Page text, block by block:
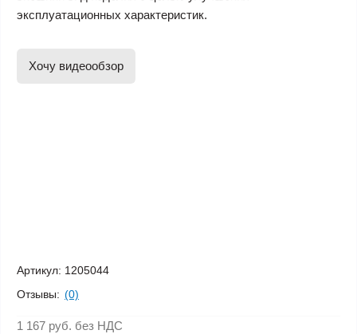
эксплуатационных характеристик.
Хочу видеообзор
Артикул: 1205044
Отзывы: (0)
1 167 руб. без НДС